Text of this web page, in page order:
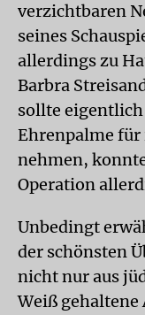
verzichtbaren
seines
allerdings zu
Barbra
sollte eigentlich
Ehrenpalme
nehmen,
Operation
Unbedingt
der schönsten
nicht nur aus
Weiß